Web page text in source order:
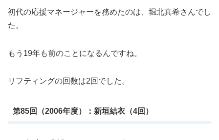
初代の応援マネージャーを務めたのは、堀北真希さんでし
た。
もう19年も前のことになるんですね。
リフティングの回数は2回でした。
第85回（2006年度）：新垣結衣（4回）